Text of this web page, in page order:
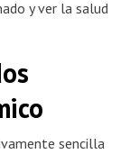
y ver la salud
sencilla